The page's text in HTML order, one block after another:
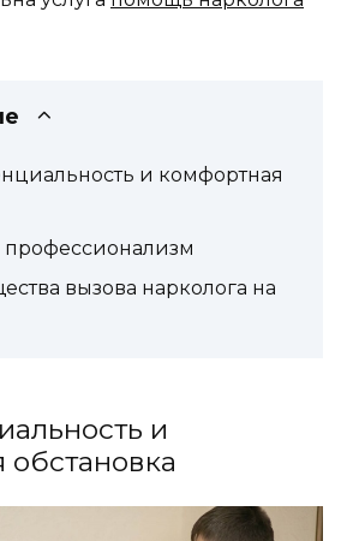
и комфортная
вызова нарколога на
и